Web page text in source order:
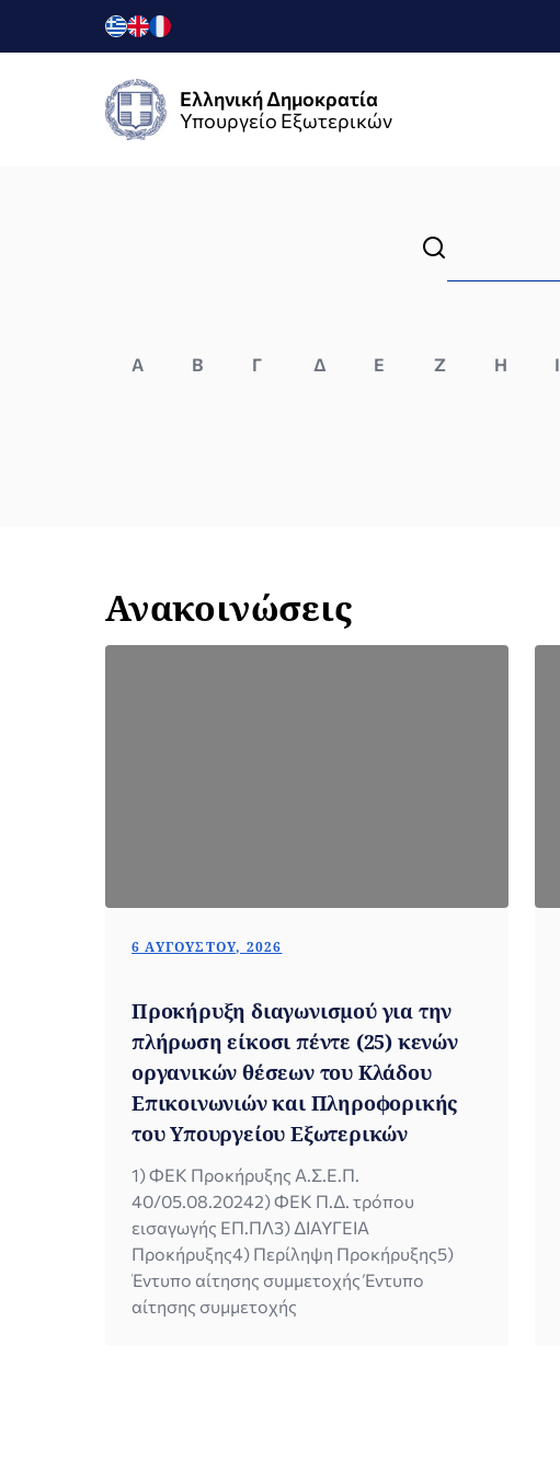
Ελληνική Δημοκρατία
Υπουργείο Εξωτερικών
Α Β Γ Δ Ε Ζ Η Ι
Ανακοινώσεις
6 ΑΥΓΟΎΣΤΟΥ, 2026
Προκήρυξη διαγωνισμού για την
πλήρωση είκοσι πέντε (25) κενών
οργανικών θέσεων του Κλάδου
Επικοινωνιών και Πληροφορικής
του Υπουργείου Εξωτερικών
1) ΦΕΚ Προκήρυξης Α.Σ.Ε.Π.
40/05.08.20242) ΦΕΚ Π.Δ. τρόπου
εισαγωγής ΕΠ.ΠΛ3) ΔΙΑΥΓΕΙΑ
Προκήρυξης4) Περίληψη Προκήρυξης5)
Έντυπο αίτησης συμμετοχής Έντυπο
αίτησης συμμετοχής